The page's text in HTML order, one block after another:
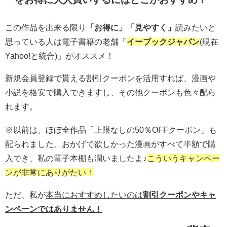
この作品を出来る限り 「お得に」「見やすく」 読みたいと
思っている人は電子書籍の老舗「 イーブックジャパン(現在
Yahoo!と統合)」がオススメ！
新規会員登録で貰える割引クーポンを活用すれば、漫画や
小説を格安で購入できますし、その他クーポンも色々配ら
れます。
※以前は、ほぼ全作品「上限なしの50％OFFクーポン」も
配られました。おかげで欲しかった漫画がすべて半額で購
入でき、私の電子本棚も潤いましたよ♪ こういうキャンペー
ンが非常にありがたい！
ただ、私が本当におすすめしたいのは割引クーポンやキャ
ンペーンではありません！